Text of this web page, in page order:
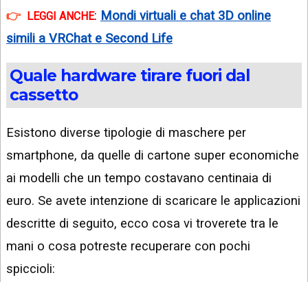
LEGGI ANCHE: Mondi virtuali e chat 3D online
simili a VRChat e Second Life
Quale hardware tirare fuori dal
cassetto
Esistono diverse tipologie di maschere per
smartphone, da quelle di cartone super economiche
ai modelli che un tempo costavano centinaia di
euro. Se avete intenzione di scaricare le applicazioni
descritte di seguito, ecco cosa vi troverete tra le
mani o cosa potreste recuperare con pochi
spiccioli: